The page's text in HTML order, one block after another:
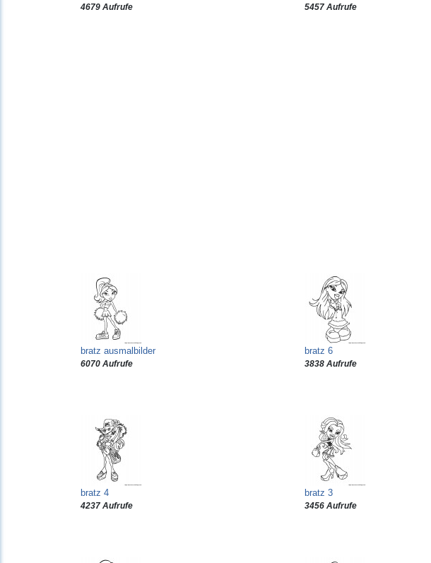
4679 Aufrufe 5457 Aufrufe
bratz ausmalbilder
6070 Aufrufe
bratz 6
3838 Aufrufe
bratz 4
4237 Aufrufe
bratz 3
3456 Aufrufe